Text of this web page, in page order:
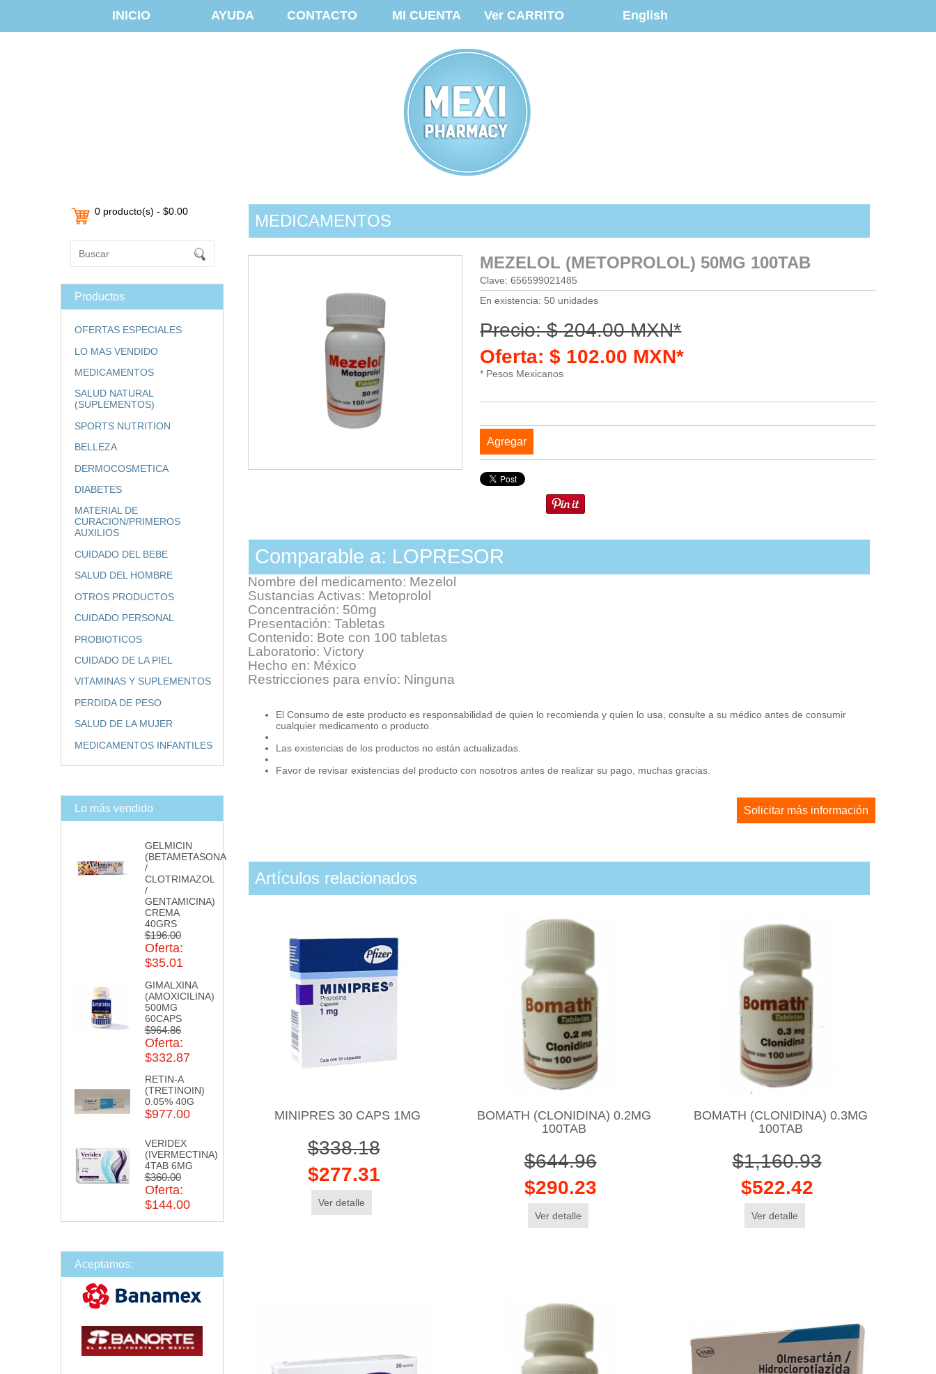
INICIO AYUDA CONTACTO MI CUENTA Ver CARRITO English
0 producto(s) - $0.00
Productos
OFERTAS ESPECIALES
LO MAS VENDIDO
MEDICAMENTOS
SALUD NATURAL
(SUPLEMENTOS)
SPORTS NUTRITION
BELLEZA
DERMOCOSMETICA
DIABETES
MATERIAL DE
CURACION/PRIMEROS
AUXILIOS
CUIDADO DEL BEBE
SALUD DEL HOMBRE
OTROS PRODUCTOS
CUIDADO PERSONAL
PROBIOTICOS
CUIDADO DE LA PIEL
VITAMINAS Y SUPLEMENTOS
PERDIDA DE PESO
SALUD DE LA MUJER
MEDICAMENTOS INFANTILES
Lo más vendido
GELMICIN
(BETAMETASONA
/
CLOTRIMAZOL
/
GENTAMICINA)
CREMA
40GRS
$196.00
Oferta:
$35.01
GIMALXINA
(AMOXICILINA)
500MG
60CAPS
$964.86
Oferta:
$332.87
RETIN-A
(TRETINOIN)
0.05% 40G
$977.00
VERIDEX
(IVERMECTINA)
4TAB 6MG
$360.00
Oferta:
$144.00
Aceptamos:
MEDICAMENTOS
MEZELOL (METOPROLOL) 50MG 100TAB
Clave: 656599021485
En existencia: 50 unidades
Precio: $ 204.00 MXN*
Oferta: $ 102.00 MXN*
* Pesos Mexicanos
Agregar
Comparable a: LOPRESOR
Nombre del medicamento: Mezelol
Sustancias Activas: Metoprolol
Concentración: 50mg
Presentación: Tabletas
Contenido: Bote con 100 tabletas
Laboratorio: Victory
Hecho en: México
Restricciones para envío: Ninguna
El Consumo de este producto es responsabilidad de quien lo recomienda y quien lo usa, consulte a su médico antes de consumir
cualquier medicamento o producto.
Las existencias de los productos no están actualizadas.
Favor de revisar existencias del producto con nosotros antes de realizar su pago, muchas gracias.
Solicitar más información
Artículos relacionados
MINIPRES 30 CAPS 1MG
$338.18
$277.31
Ver detalle
BOMATH (CLONIDINA) 0.2MG
100TAB
$644.96
$290.23
Ver detalle
BOMATH (CLONIDINA) 0.3MG
100TAB
$1,160.93
$522.42
Ver detalle